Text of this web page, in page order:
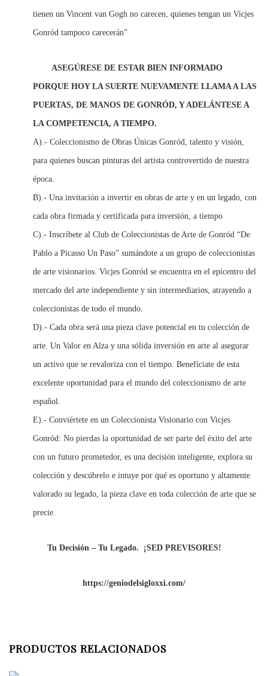
tienen un Vincent van Gogh no carecen, quienes tengan un Vicjes
Gonród tampoco carecerán”
ASEGÚRESE DE ESTAR BIEN INFORMADO
PORQUE HOY LA SUERTE NUEVAMENTE LLAMA A LAS
PUERTAS, DE MANOS DE GONRÓD, Y ADELÁNTESE A
LA COMPETENCIA, A TIEMPO.
A).- Coleccionismo de Obras Únicas Gonród, talento y visión,
para quienes buscan pinturas del artista controvertido de nuestra
época.
B).- Una invitación a invertir en obras de arte y en un legado, con
cada obra firmada y certificada para inversión, a tiempo
C).- Inscríbete al Club de Coleccionistas de Arte de Gonród “De
Pablo a Picasso Un Paso” sumándote a un grupo de coleccionistas
de arte visionarios. Vicjes Gonród se encuentra en el epicentro del
mercado del arte independiente y sin intermediarios, atrayendo a
coleccionistas de todo el mundo.
D).- Cada obra será una pieza clave potencial en tu colección de
arte. Un Valor en Alza y una sólida inversión en arte al asegurar
un activo que se revaloriza con el tiempo. Benefíciate de esta
excelente oportunidad para el mundo del coleccionismo de arte
español.
E).- Conviértete en un Coleccionista Visionario con Vicjes
Gonród: No pierdas la oportunidad de ser parte del éxito del arte
con un futuro prometedor, es una decisión inteligente, explora su
colección y descúbrelo e intuye por qué es oportuno y altamente
valorado su legado, la pieza clave en toda colección de arte que se
precie.
Tu Decisión – Tu Legado. ¡SED PREVISORES!
https://geniodelsigloxxi.com/
PRODUCTOS RELACIONADOS